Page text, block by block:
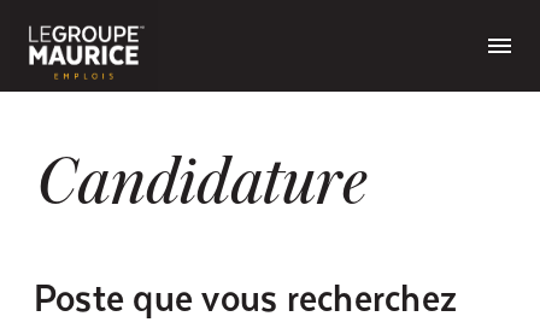
Candidature
Poste que vous recherchez